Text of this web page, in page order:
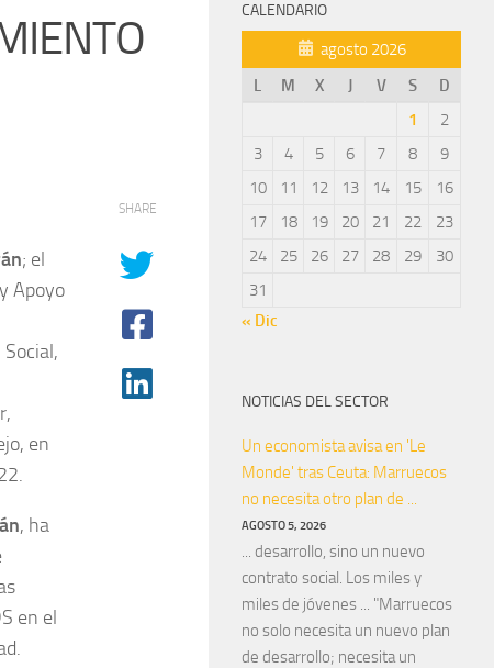
; el
Apoyo
en
, ha
en el
SHARE
CALENDARIO
agosto 2026
L
M X J V S
D
1
2
3
4 5 6 7 8
9
10
11 12 13 14 15
16
17
18 19 20 21 22
23
24
25 26 27 28 29
30
31
« Dic
NOTICIAS DEL SECTOR
Un economista avisa en 'Le
Monde' tras Ceuta: Marruecos
no necesita otro plan de ...
AGOSTO 5, 2026
... desarrollo, sino un nuevo
contrato social. Los miles y
miles de jóvenes ... "Marruecos
no solo necesita un nuevo plan
de desarrollo; necesita un